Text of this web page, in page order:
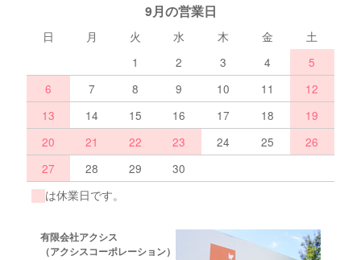
9月の営業日
日 月 火 水 木 金
土
1
2 3 4
5
6
7 8 9 10 11
12
13
14 15 16 17 18
19
20
21 22 23 24 25
26
27
28 29
30
は休業日です。
有限会社アクシス
（アクシスコーポレーション）